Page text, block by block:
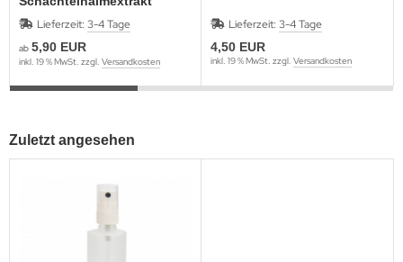
Lieferzeit: 3-4 Tage
ab 5,90 EUR
inkl. 19 % MwSt. zzgl. Versandkosten
Lieferzeit: 3-4 Tage
4,50 EUR
inkl. 19 % MwSt. zzgl. Versandkosten
Zuletzt angesehen